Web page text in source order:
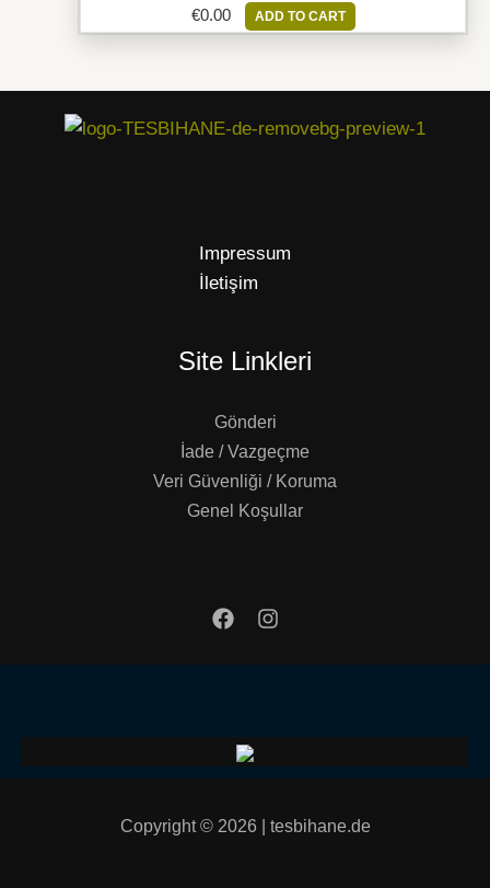
€0.00 ADD TO CART
Impressum
İletişim
Site Linkleri
Gönderi
İade / Vazgeçme
Veri Güvenliği / Koruma
Genel Koşullar
Copyright © 2026 | tesbihane.de